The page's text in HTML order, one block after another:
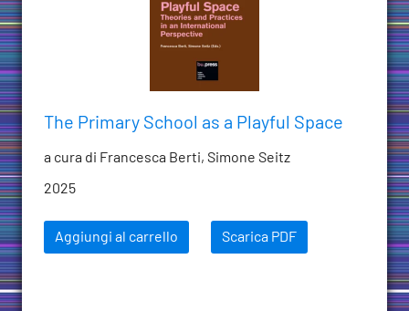
The Primary School as a Playful Space
a cura di Francesca Berti, Simone Seitz
2025
Aggiungi al carrello Scarica PDF